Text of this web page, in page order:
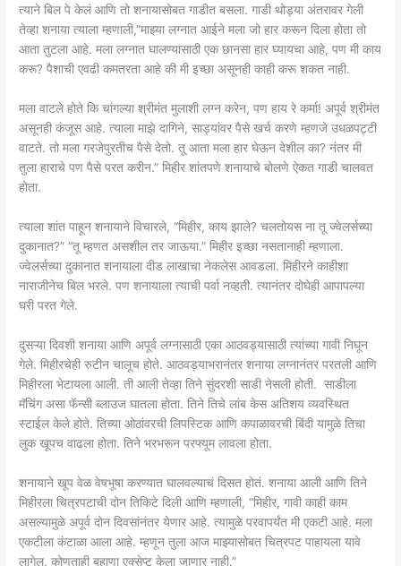
त्याने बिल पे केलं आणि तो शनायासोबत गाडीत बसला. गाडी थोड्या अंतरावर गेली
तेव्हा शनाया त्याला म्हणाली,”माझ्या लग्नात आईने मला जो हार करून दिला होता तो
आता तुटला आहे. मला लग्नात घालण्यासाठी एक छानसा हार घ्यायचा आहे, पण मी काय
करू? पैशाची एवढी कमतरता आहे की मी इच्छा असूनही काही करू शकत नाही.
मला वाटले होते कि चांगल्या श्रीमंत मुलाशी लग्न करेन, पण हाय रे कर्मा! अपूर्व श्रीमंत
असूनही कंजूस आहे. त्याला माझे दागिने, साड्यांवर पैसे खर्च करणे म्हणजे उधळपट्टी
वाटते. तो मला गरजेपुरतीच पैसे देतो. तू आता मला हार घेऊन देशील का? नंतर मी
तुला हाराचे पण पैसे परत करीन.” मिहीर शांतपणे शनायाचे बोलणे ऐकत गाडी चालवत
होता.
त्याला शांत पाहून शनायाने विचारले, “मिहीर, काय झाले? चलतोयस ना तू ज्वेलर्सच्या
दुकानात?” “तू म्हणत असशील तर जाऊया.” मिहीर इच्छा नसतानाही म्हणाला.
ज्वेलर्सच्या दुकानात शनायाला दीड लाखाचा नेकलेस आवडला. मिहीरने काहीशा
नाराजीनेच बिल भरले. पण शनायाला त्याची पर्वा नव्हती. त्यानंतर दोघेही आपापल्या
घरी परत गेले.
दुसऱ्या दिवशी शनाया आणि अपूर्व लग्नासाठी एका आठवड्यासाठी त्यांच्या गावी निघून
गेले. मिहीरचेही रुटीन चालूच होते. आठवड्याभरानंतर शनाया लग्नानंतर परतली आणि
मिहीरला भेटायला आली. ती आली तेव्हा तिने सुंदरशी साडी नेसली होती. साडीला
मॅचिंग असा फॅन्सी ब्लाउज घातला होता. तिने तिचे लांब केस अतिशय व्यवस्थित
स्टाईल केले होते. तिच्या ओठांवरची लिपस्टिक आणि कपाळावरची बिंदी यामुळे तिचा
लुक खूपच वाढला होता. तिने भरभरून परफ्यूम लावला होता.
शनायाने खूप वेळ वेषभूषा करण्यात घालवल्याचं दिसत होतं. शनाया आली आणि तिने
मिहीरला चित्रपटाची दोन तिकिटे दिली आणि म्हणाली, “मिहीर, गावी काही काम
असल्यामुळे अपूर्व दोन दिवसांनंतर येणार आहे. त्यामुळे परवापर्यंत मी एकटी आहे. मला
एकटीला कंटाळा आला आहे. म्हणून तुला आज माझ्यासोबत चित्रपट पाहायला यावे
लागेल. कोणताही बहाणा एक्सेप्ट केला जाणार नाही.”